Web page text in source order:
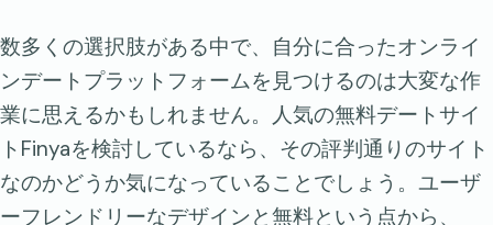
数多くの選択肢がある中で、自分に合ったオンライ
ンデートプラットフォームを見つけるのは大変な作
業に思えるかもしれません。人気の無料デートサイ
トFinyaを検討しているなら、その評判通りのサイト
なのかどうか気になっていることでしょう。ユーザ
ーフレンドリーなデザインと無料という点から、